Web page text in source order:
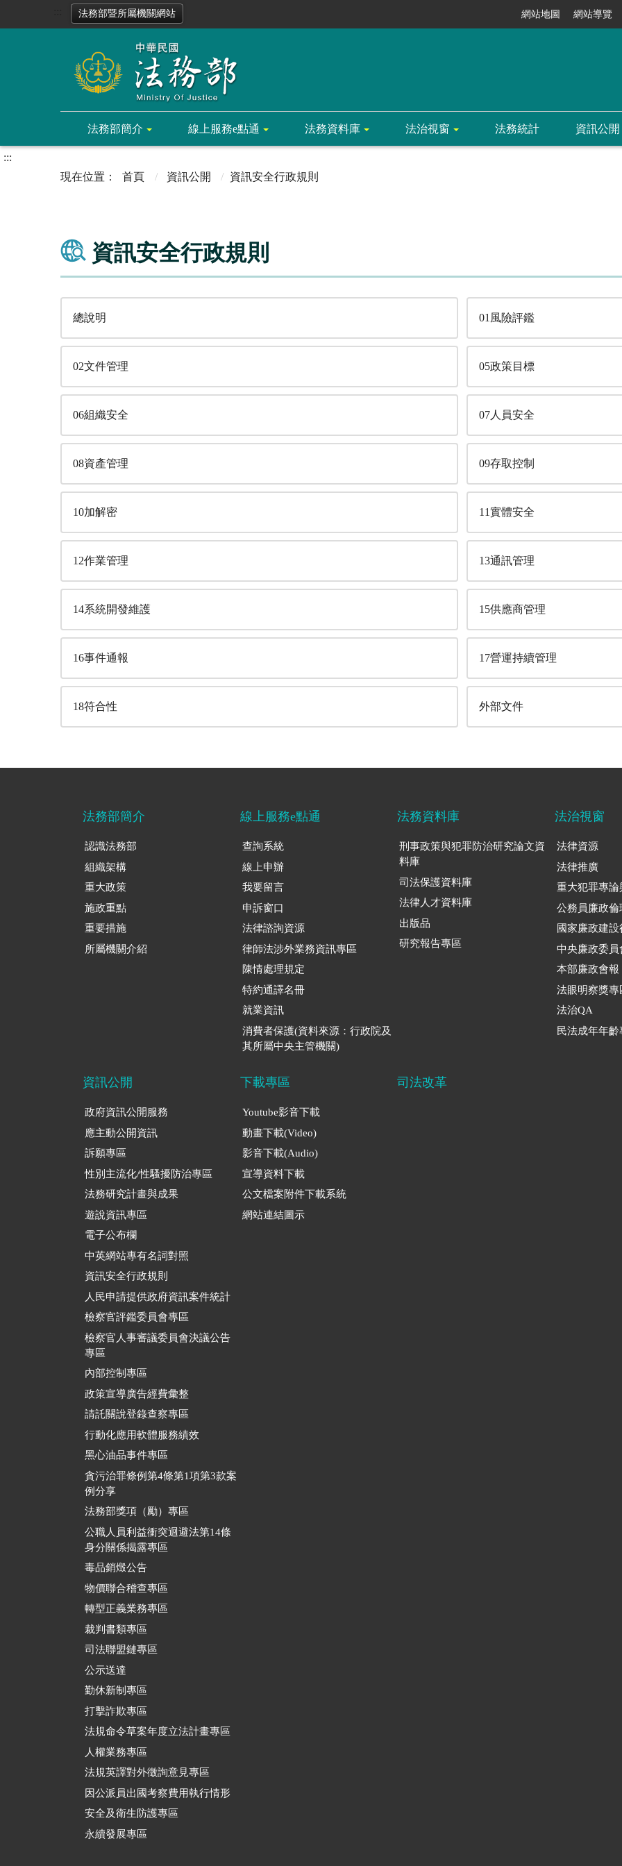
法務部暨所屬機關網站 網站地圖 網站導覽
法務部簡介 線上服務e點通 法務資料庫 法治視窗 法務統計 資訊公開
:::
首頁
資訊公開 資訊安全行政規則
資訊安全行政規則
總說明 01風險評鑑
02文件管理 05政策目標
06組織安全 07人員安全
08資產管理 09存取控制
10加解密 11實體安全
12作業管理 13通訊管理
14系統開發維護 15供應商管理
16事件通報 17營運持續管理
18符合性 外部文件
法務部簡介
認識法務部
組織架構
重大政策
施政重點
重要措施
所屬機關介紹
線上服務e點通
查詢系統
線上申辦
我要留言
申訴窗口
法律諮詢資源
律師法涉外業務資訊專區
陳情處理規定
特約通譯名冊
就業資訊
消費者保護(資料來源：行政院及
其所屬中央主管機關)
法務資料庫
刑事政策與犯罪防治研究論文資
料庫
司法保護資料庫
法律人才資料庫
出版品
研究報告專區
法治視窗
法律資源
法律推廣
重大犯罪專論
公務員廉政倫
國家廉政建設
中央廉政委員
本部廉政會報
法眼明察獎專
法治QA
民法成年年齡
資訊公開
政府資訊公開服務
應主動公開資訊
訴願專區
性別主流化/性騷擾防治專區
法務研究計畫與成果
遊說資訊專區
電子公布欄
中英網站專有名詞對照
資訊安全行政規則
人民申請提供政府資訊案件統計
檢察官評鑑委員會專區
檢察官人事審議委員會決議公告
專區
內部控制專區
政策宣導廣告經費彙整
請託關說登錄查察專區
行動化應用軟體服務績效
黑心油品事件專區
貪污治罪條例第4條第1項第3款案
例分享
法務部獎項（勵）專區
公職人員利益衝突迴避法第14條
身分關係揭露專區
毒品銷燬公告
物價聯合稽查專區
轉型正義業務專區
裁判書類專區
司法聯盟鏈專區
公示送達
勤休新制專區
打擊詐欺專區
法規命令草案年度立法計畫專區
人權業務專區
法規英譯對外徵詢意見專區
因公派員出國考察費用執行情形
安全及衛生防護專區
永續發展專區
下載專區
Youtube影音下載
動畫下載(Video)
影音下載(Audio)
宣導資料下載
公文檔案附件下載系統
網站連結圖示
司法改革